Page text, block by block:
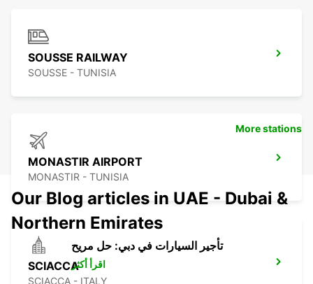
SOUSSE RAILWAY
SOUSSE - TUNISIA
MONASTIR AIRPORT
MONASTIR - TUNISIA
SCIACCA
SCIACCA - ITALY
More stations
Our Blog articles in UAE - Dubai &
Northern Emirates
تأجير السيارات في دبي: حل مريح
اقرأ أكثر